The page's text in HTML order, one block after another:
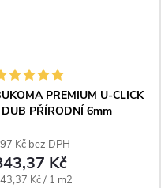
PREMIUM U-CLICK
PŘÍRODNÍ 6mm
Kč bez DPH
Kč
cena:
Kč / 1 m2